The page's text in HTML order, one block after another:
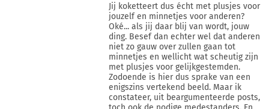
Jij koketteert dus écht met plusjes voor
jouzelf en minnetjes voor anderen?
Oké... als jij daar blij van wordt, jouw
ding. Besef dan echter wel dat anderen
niet zo gauw over zullen gaan tot
minnetjes en wellicht wat scheutig zijn
met plusjes voor gelijkgestemden.
Zodoende is hier dus sprake van een
enigszins vertekend beeld. Maar ik
constateer, uit beargumenteerde posts,